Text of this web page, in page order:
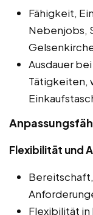
Fähigkeit,
Nebenjobs,
Ausdauer
Tätigkeiten,
Flexibilität und
Flexibilität in